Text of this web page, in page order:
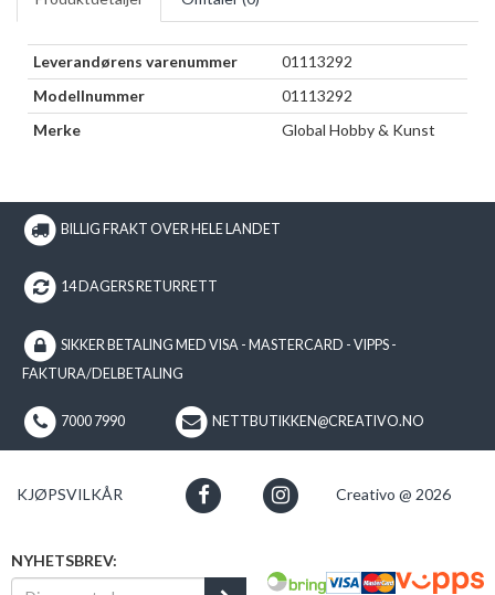
Leverandørens varenummer
01113292
Modellnummer
01113292
Merke
Global Hobby & Kunst
BILLIG FRAKT OVER HELE LANDET
14 DAGERS RETURRETT
SIKKER BETALING MED VISA - MASTERCARD - VIPPS -
FAKTURA/DELBETALING
7000 7990 NETTBUTIKKEN@CREATIVO.NO
KJØPSVILKÅR Creativo @ 2026
NYHETSBREV: